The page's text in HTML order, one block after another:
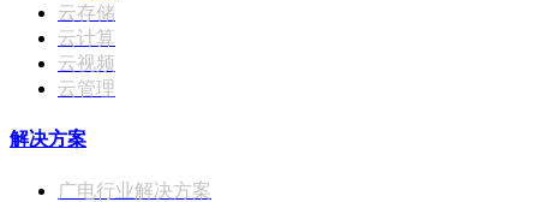
云存储
云计算
云视频
云管理
解决方案
广电行业解决方案